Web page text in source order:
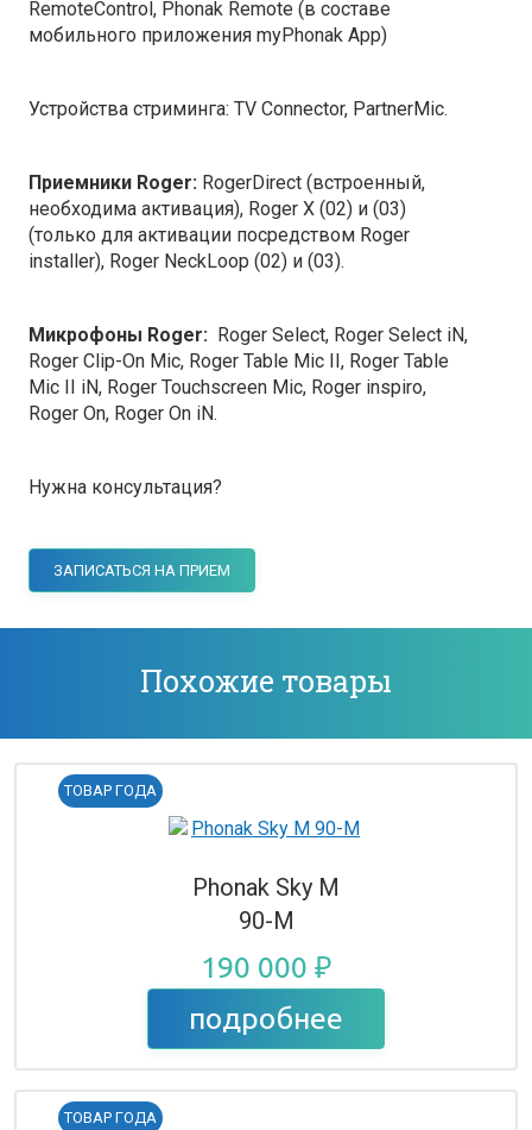
RemoteControl, Phonak Remote (в составе
мобильного приложения myPhonak Аpp)
Устройства стриминга: TV Connector, PartnerMic.
Приемники Roger: RogerDirect (встроенный,
необходима активация), Roger X (02) и (03)
(только для активации посредством Roger
installer), Roger NeckLoop (02) и (03).
Микрофоны Roger: Roger Select, Roger Select iN,
Roger Clip-On Mic, Roger Table Mic II, Roger Table
Mic II iN, Roger Touchscreen Mic, Roger inspiro,
Roger On, Roger On iN.
Нужна консультация?
ЗАПИСАТЬСЯ НА ПРИЕМ
Похожие товары
ТОВАР ГОДА
Phonak Sky M
90-M
190 000 ₽
подробнее
ТОВАР ГОДА